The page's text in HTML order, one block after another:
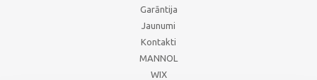
Garāntija
Jaunumi
Kontakti
MANNOL
WIX